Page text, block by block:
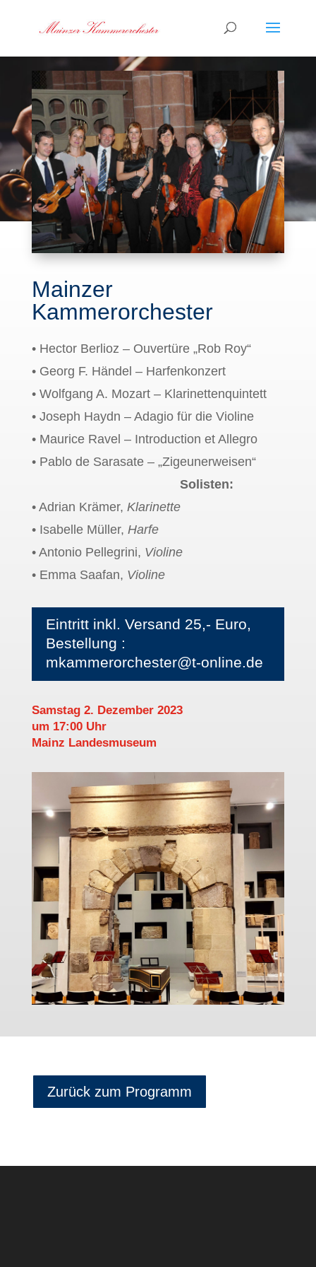
Mainzer
Kammerorchester
• Hector Berlioz – Ouvertüre „Rob Roy“
• Georg F. Händel – Harfenkonzert
• Wolfgang A. Mozart – Klarinettenquintett
• Joseph Haydn – Adagio für die Violine
• Maurice Ravel – Introduction et Allegro
• Pablo de Sarasate – „Zigeunerweisen“
Solisten:
• Adrian Krämer, Klarinette
• Isabelle Müller, Harfe
• Antonio Pellegrini, Violine
• Emma Saafan, Violine
Eintritt inkl. Versand 25,- Euro,
Bestellung :
mkammerorchester@t-online.de
Samstag 2. Dezember 2023
um 17:00 Uhr
Mainz Landesmuseum
Zurück zum Programm